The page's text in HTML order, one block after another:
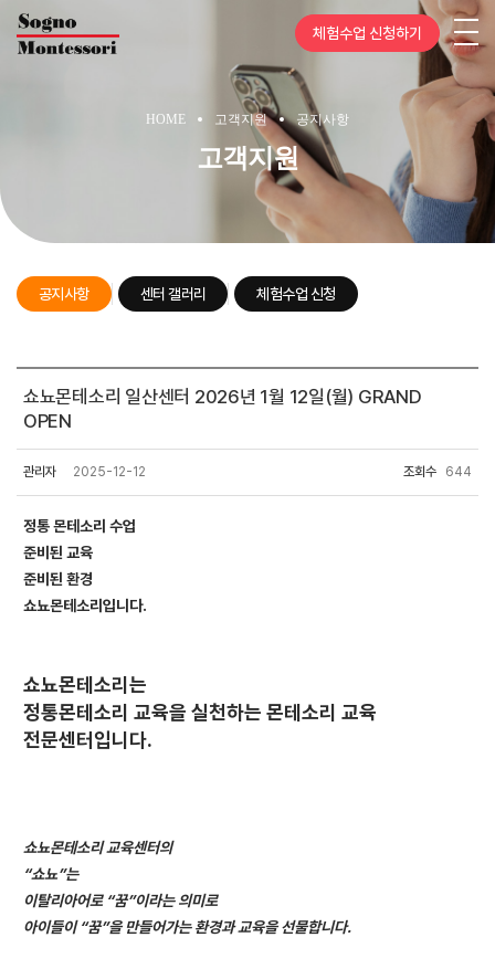
체험수업 신청하기
HOME 고객지원 공지사항
고객지원
공지사항 센터 갤러리 체험수업 신청
안내
쇼뇨몬테소리 일산센터 2026년 1월 12일(월) GRAND
OPEN
관리자 2025-12-12 조회수 644
정통 몬테소리 수업
준비된 교육
준비된 환경
쇼뇨몬테소리입니다.
쇼뇨몬테소리는
정통몬테소리 교육을 실천하는 몬테소리 교육
전문센터입니다.
쇼뇨몬테소리 교육센터의
“쇼뇨”는
이탈리아어로 “꿈”이라는 의미로
아이들이 “꿈”을 만들어가는 환경과 교육을 선물합니다.